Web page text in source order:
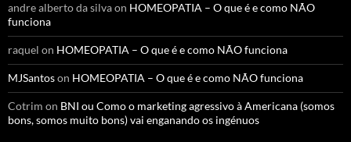
andre alberto da silvaon HOMEOPATIA – O que é e como NÃO
funciona
raquel on HOMEOPATIA – O que é e como NÃO funciona
MJSantoson HOMEOPATIA – O que é e como NÃO funciona
Cotrim on BNI ou Como o marketing agressivo à Americana (somos
bons, somos muito bons) vai enganando os ingénuos